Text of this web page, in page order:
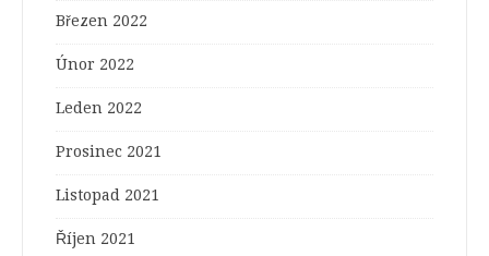
Březen 2022
Únor 2022
Leden 2022
Prosinec 2021
Listopad 2021
Říjen 2021